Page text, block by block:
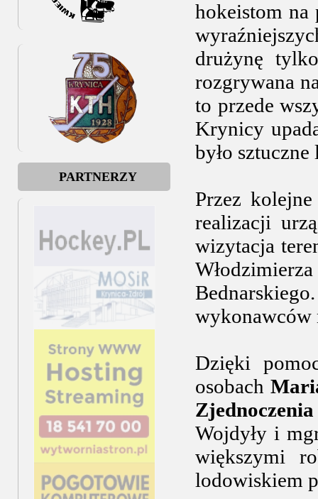
PARTNERZY
hokeistom
drużynę
rozgrywana
to przede
Krynicy
było
Przez
realizacji
wizytacja
wykonawców
Dzięki
osobach
Wojdyły i
większymi
lodowiskiem